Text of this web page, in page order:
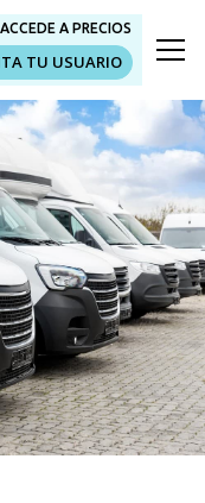
A PRECIOS
TU USUARIO